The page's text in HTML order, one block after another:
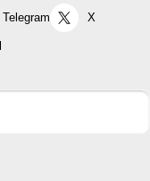
Telegram X